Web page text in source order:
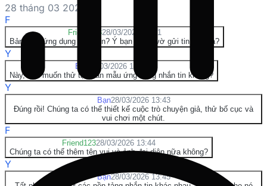
28 tháng 03 2026
F
Friend12328/03/2026 13:41
Bản mẫu ứng dụng nhắn tin? Ý bạn là giả vờ gửi tin nhắn à?
Y
Bạn
28/03/2026 13:42
Này, bạn muốn thử tạo bản mẫu ứng dụng nhắn tin không?
Y
Bạn28/03/2026 13:43
Đúng rồi! Chúng ta có thể thiết kế cuộc trò chuyện giả, thử bố cục và
vui chơi một chút.
F
Friend12328/03/2026 13:44
Chúng ta có thể thêm tên vui và ảnh đại diện nữa không?
Y
Bạn28/03/2026 13:45